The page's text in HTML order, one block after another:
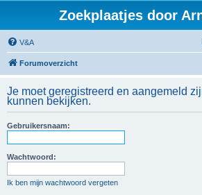
Zoekplaatjes door
V&A
Forumoverzicht
Je moet geregistreerd en aangemeld
kunnen bekijken.
Gebruikersnaam:
Wachtwoord:
Ik ben mijn wachtwoord vergeten